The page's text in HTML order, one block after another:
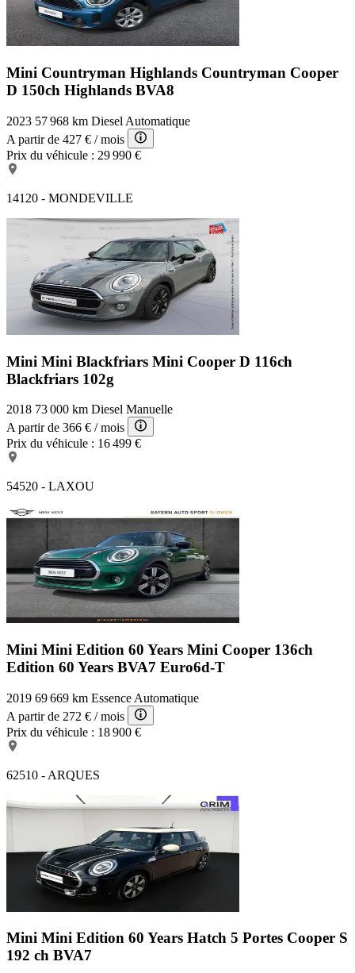
Mini Countryman Highlands Countryman Cooper
D 150ch Highlands BVA8
2023 57 968 km Diesel Automatique
A partir de 427 € / mois
Prix du véhicule : 29 990 €
14120 - MONDEVILLE
Mini Mini Blackfriars Mini Cooper D 116ch
Blackfriars 102g
2018 73 000 km Diesel Manuelle
A partir de 366 € / mois
Prix du véhicule : 16 499 €
54520 - LAXOU
Mini Mini Edition 60 Years Mini Cooper 136ch
Edition 60 Years BVA7 Euro6d-T
2019 69 669 km Essence Automatique
A partir de 272 € / mois
Prix du véhicule : 18 900 €
62510 - ARQUES
Mini Mini Edition 60 Years Hatch 5 Portes Cooper S
192 ch BVA7